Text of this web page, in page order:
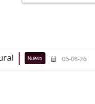
06-08-26